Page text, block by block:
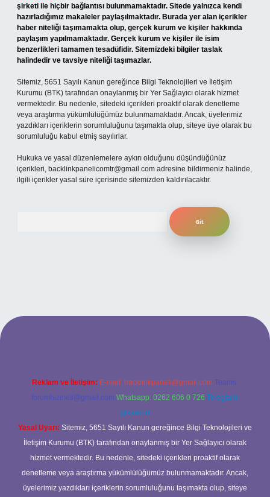
şirketi ile hiçbir bağlantısı bulunmamaktadır. Sitede yalnızca kendi
hazırladığımız makaleler paylaşılmaktadır. Burada yer alan içerikler
haber niteliği taşımamakta olup, gerçek kurum ve kişiler hakkında
paylaşım yapılmamaktadır. Gerçek kurum ve kişiler ile isim
benzerlikleri tamamen tesadüfidir. Sitemizdeki bilgiler taslak
halindedir ve tavsiye niteliği taşımazlar.
Sitemiz, 5651 Sayılı Kanun gereğince Bilgi Teknolojileri ve İletişim
Kurumu (BTK) tarafından onaylanmış bir Yer Sağlayıcı olarak hizmet
vermektedir. Bu nedenle, sitedeki içerikleri proaktif olarak denetleme
veya araştırma yükümlülüğümüz bulunmamaktadır. Ancak, üyelerimiz
yazdıkları içeriklerin sorumluluğunu taşımakta olup, siteye üye olarak bu
sorumluluğu kabul etmiş sayılırlar.
Hukuka ve yasal düzenlemelere aykırı olduğunu düşündüğünüz
içerikleri, backlinkpanelicomtr@gmail.com adresine bildirmeniz halinde,
ilgili içerikler yasal süre içerisinde sitemizden kaldırılacaktır.
bahis sitesi
Reklam ve İletişim: E-mail: backlinkpaneli@gmail.com Teams:
forumhizmeti@gmail.com Whatsapp: 0262 606 0 726 Telegram:
@karabul
Yasal Uyarı: Sitemiz, 5651 Sayılı Kanun gereğince Bilgi Teknolojileri ve
İletişim Kurumu (BTK) tarafından onaylanmış bir Yer Sağlayıcı olarak
hizmet vermektedir. Bu nedenle, sitedeki içerikleri proaktif olarak
denetleme veya araştırma yükümlülüğümüz bulunmamaktadır. Ancak,
üyelerimiz yazdıkları içeriklerin sorumluluğunu taşımakta olup, siteye